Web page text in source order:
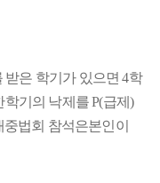
은 학기가 있으면 4학
학기의 낙제를 P(급제)
법회 참석은본인이